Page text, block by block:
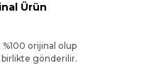
Ürün
orijinal olup
birlikte gönderilir.